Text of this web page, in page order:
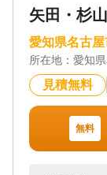
電話相談可
時以降相談
矢田・杉
愛知県名古
所在地： 愛知
見積無料
無料